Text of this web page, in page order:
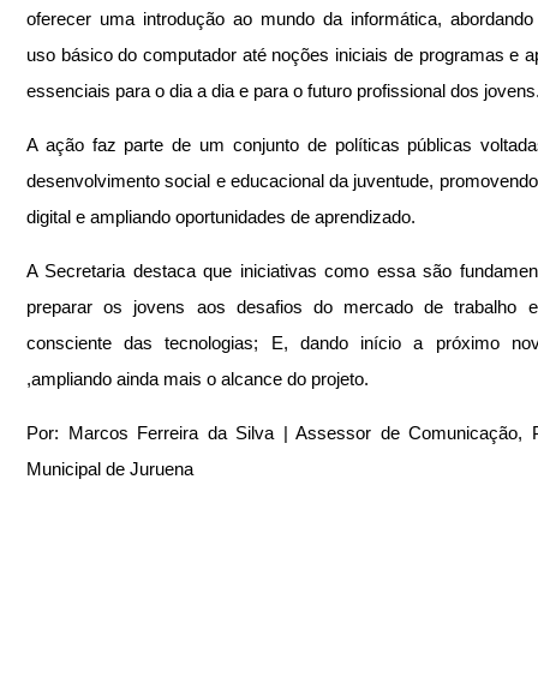
oferecer uma introdução ao mundo da informática,
uso básico do computador até noções iniciais de programas e
essenciais para o dia a dia e para o futuro profissional dos
A ação faz parte de um conjunto de políticas públicas
desenvolvimento social e educacional da juventude,
digital e ampliando oportunidades de aprendizado.
A Secretaria destaca que iniciativas como essa são
preparar os jovens aos desafios do mercado de trabalho
consciente das tecnologias; E, dando início a próximo
,ampliando ainda mais o alcance do projeto.
Por: Marcos Ferreira da Silva | Assessor de Comunicação,
Municipal de Juruena